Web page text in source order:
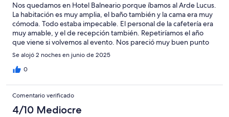
Nos quedamos en Hotel Balneario porque íbamos al Arde Lucus.
La habitación es muy amplia, el baño también y la cama era muy
cómoda. Todo estaba impecable. El personal de la cafetería era
muy amable, y el de recepción también. Repetiríamos el año
que viene si volvemos al evento. Nos pareció muy buen punto
que el parking esté techado, porque eso evita que el interior del
coche se caliente demasiado al quedar protegido del sol.
Se alojó 2 noches en junio de 2025
0
Comentario verificado
4/10 Mediocre